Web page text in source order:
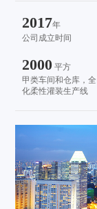
2017年
公司成立时间
2000 平方
甲类车间和仓库，
化柔性灌装生产线